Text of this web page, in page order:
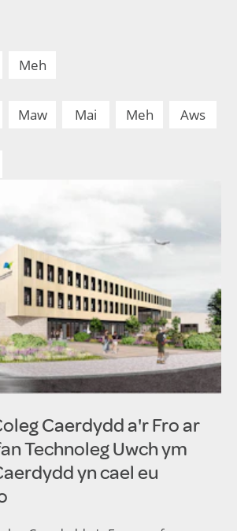
Caerdydd a'r Fro ar
Technoleg Uwch ym
yn cael eu
Meh
Maw Mai Meh Aws